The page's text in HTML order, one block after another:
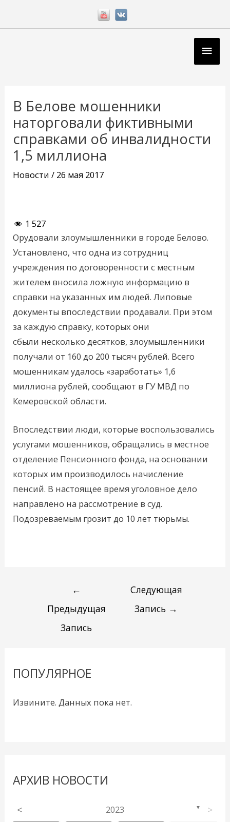
В Белове мошенники
наторговали фиктивными
справками об инвалидности
1,5 миллиона
Новости / 26 мая 2017
1 527
Орудовали злоумышленники в городе Белово.
Установлено, что одна из сотрудниц
учреждения по договоренности с местным
жителем вносила ложную информацию в
справки на указанных им людей. Липовые
документы впоследствии продавали. При этом
за каждую справку, которых они
сбыли несколько десятков, злоумышленники
получали от 160 до 200 тысяч рублей. Всего
мошенникам удалось «заработать» 1,6
миллиона рублей, сообщают в ГУ МВД по
Кемеровской области.
Впоследствии люди, которые воспользовались
услугами мошенников, обращались в местное
отделение Пенсионного фонда, на основании
которых им производилось начисление
пенсий. В настоящее время уголовное дело
направлено на рассмотрение в суд.
Подозреваемым грозит до 10 лет тюрьмы.
записям
←
Предыдущая
Запись
Следующая
Запись →
ПОПУЛЯРНОЕ
Извините. Данных пока нет.
АРХИВ НОВОСТИ
< 2023 ▼ >